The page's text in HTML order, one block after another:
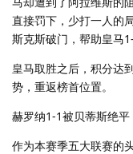
直接罚下，少打一人的
斯克斯破门，帮助皇马
皇马取胜之后，积分达
势，重返榜首位置。
赫罗纳1-1被贝蒂斯绝平
作为本赛季五大联赛的